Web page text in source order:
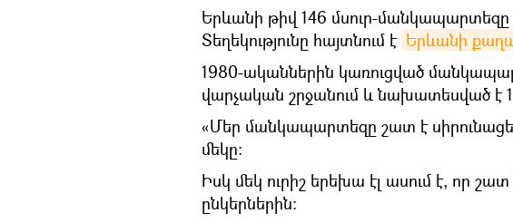
Երևանի թիվ 146 մսուր-մանկապարտեզը
Տեղեկությունը հայտնում է Երևանի
1980-ականներին կառուցված
վարչական շրջանում և նախատեսված է
«Մեր մանկապարտեզը շատ է
մեկը։
Իսկ մեկ ուրիշ երեխա էլ ասում է, որ
ընկերներին։